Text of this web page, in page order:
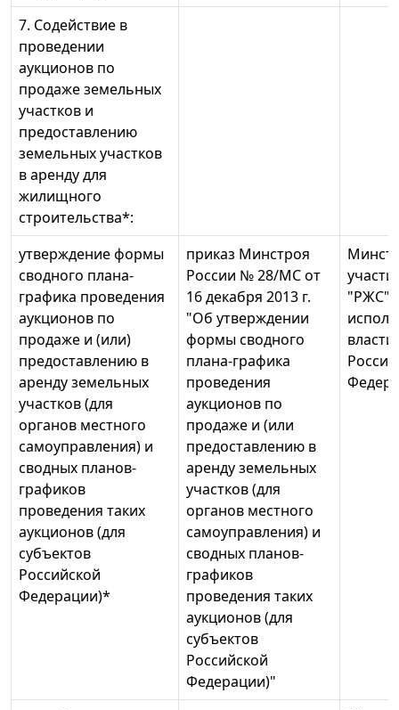
7. Содействие в
проведении
аукционов по
продаже земельных
участков и
предоставлению
земельных участков
в аренду для
жилищного
строительства*:
утверждение формы
сводного плана-
графика проведения
аукционов по
продаже и (или)
предоставлению в
аренду земельных
участков (для
органов местного
самоуправления) и
сводных планов-
графиков
проведения таких
аукционов (для
субъектов
Российской
Федерации)*
приказ Минстроя
России № 28/МС от
16 декабря 2013 г.
"Об утверждении
формы сводного
плана-графика
проведения
аукционов по
продаже и (или
предоставлению в
аренду земельных
участков (для
органов местного
самоуправления) и
сводных планов-
графиков
проведения таких
аукционов (для
субъектов
Российской
Федерации)"
"РЖС"